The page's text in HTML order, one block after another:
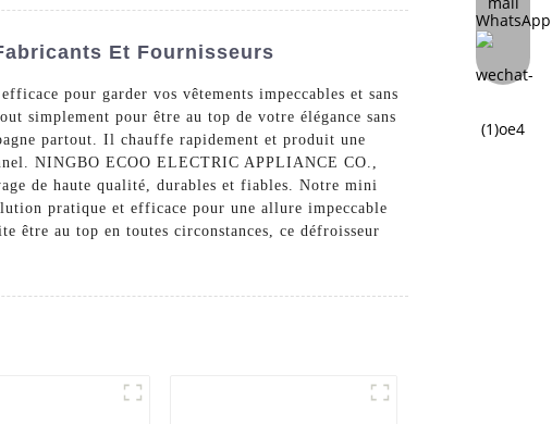
Et Fournisseurs
pour garder vos vêtements impeccables et sans
simplement pour être au top de votre élégance sans
partout. Il chauffe rapidement et produit une
NINGBO ECOO ELECTRIC APPLIANCE CO.,
de haute qualité, durables et fiables. Notre mini
pratique et efficace pour une allure impeccable
être au top en toutes circonstances, ce défroisseur